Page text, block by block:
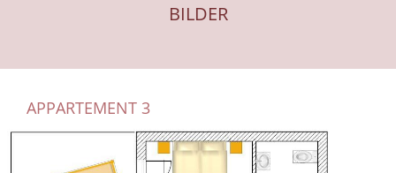
BILDER
APPARTEMENT 3